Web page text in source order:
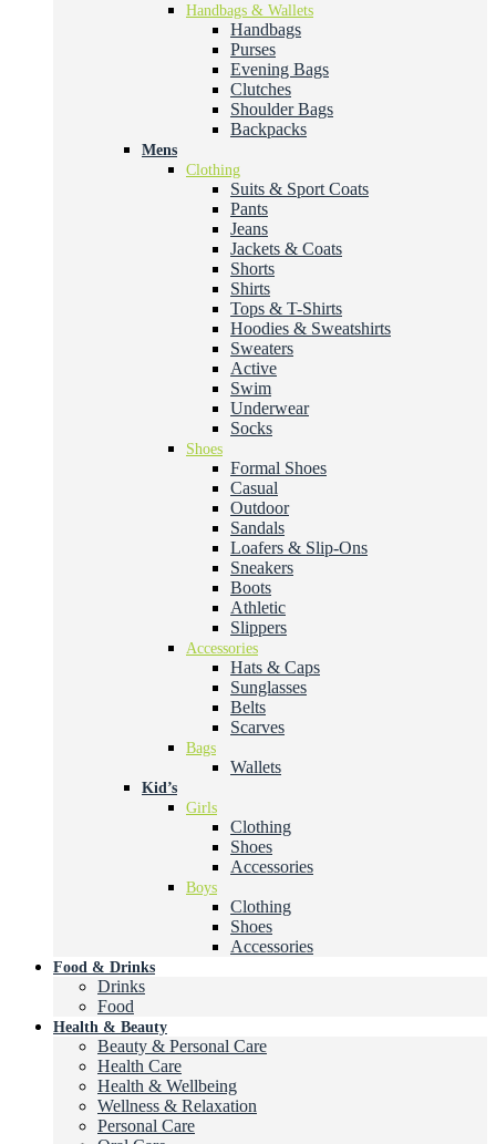
Handbags & Wallets
Handbags
Purses
Evening Bags
Clutches
Shoulder Bags
Backpacks
Mens
Clothing
Suits & Sport Coats
Pants
Jeans
Jackets & Coats
Shorts
Shirts
Tops & T-Shirts
Hoodies & Sweatshirts
Sweaters
Active
Swim
Underwear
Socks
Shoes
Formal Shoes
Casual
Outdoor
Sandals
Loafers & Slip-Ons
Sneakers
Boots
Athletic
Slippers
Accessories
Hats & Caps
Sunglasses
Belts
Scarves
Bags
Wallets
Kid’s
Girls
Clothing
Shoes
Accessories
Boys
Clothing
Shoes
Accessories
Food & Drinks
Drinks
Food
Health & Beauty
Beauty & Personal Care
Health Care
Health & Wellbeing
Wellness & Relaxation
Personal Care